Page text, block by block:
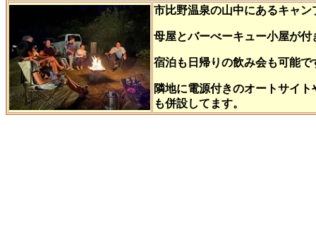
市比野温泉の山中にあるキャン
母屋とバーべーキュー小屋が付
宿泊も日帰りの飲み会も可能で
隣地に電源付きのオートサイト
も併設してます。